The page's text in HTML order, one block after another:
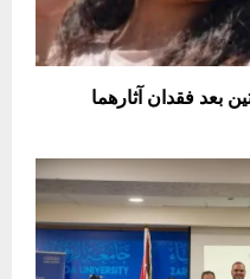
بعد فقدان آثارهما